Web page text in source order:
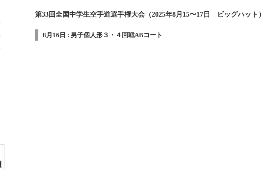
第33回全国中学生空手道選手権大会（2025年8月15〜17日 ビッグハット）
8月16日 : 男子個人形３・４回戦ABコート